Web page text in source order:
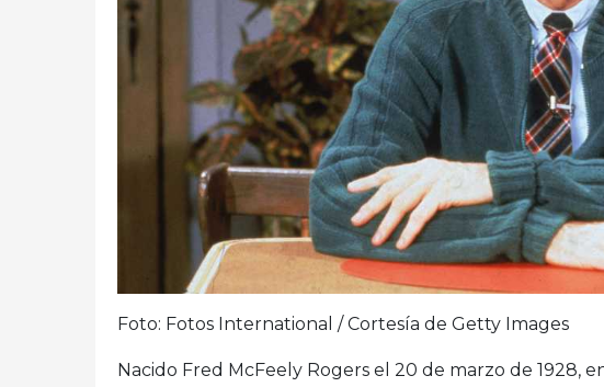
Foto: Fotos International / Cortesía de Getty Images
Nacido Fred McFeely Rogers el 20 de marzo de 1928,